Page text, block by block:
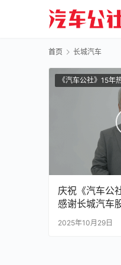
首页 长城汽车
《汽车公社》15年
庆祝《汽车公
感谢长城汽车
峰为《汽车公
2025年10月29日